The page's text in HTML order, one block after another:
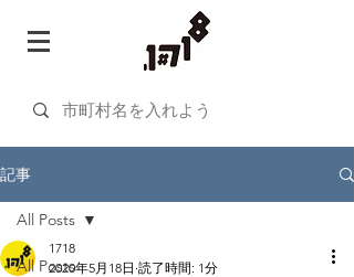
記事
All Posts
All Posts
1718
2020年5月18日 読了時間: 1分